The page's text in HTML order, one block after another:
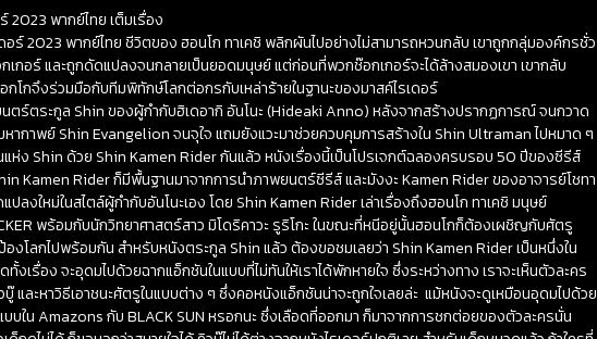
2023 พากย์ไทย เต็มเรื่อง
อร์ 2023 พากย์ไทย ชีวิตของ ฮอนโก ทาเคชิ พลิกผันไปอย่างไม่สามารถหวนกลับ เขาถูกกลุ่มองค์กรชั่ว
กอร์ และถูกดัดแปลงจนกลายเป็นยอดมนุษย์ แต่ก่อนที่พวกช๊อกเกอร์จะได้ล้างสมองเขา เขากลับ
โกจึงร่วมมือกับทีมพิทักษ์โลกต่อกรกับเหล่าร้ายในฐานะของมาสค์ไรเดอร์
ตร์ตระกูล Shin ของผู้กำกับฮิเดอากิ อันโนะ (Hideaki Anno) หลังจากสร้างปรากฏการณ์ จนกวาด
กาพย์ Shin Evangelion จนจุใจ แถมยังแวะมาช่วยควบคุมการสร้างใน Shin Ultraman ไปหมาด ๆ
Shin ด้วย Shin Kamen Rider กันแล้ว หนังเรื่องนี้เป็นโปรเจกต์ฉลองครบรอบ 50 ปีของซีรีส์
Kamen Rider ก็มีพื้นฐานมาจากการนำภาพยนตร์ซีรีส์ และมังงะ Kamen Rider ของอาจารย์โชทา
ลงใหม่ในสไตล์ผู้กำกับอันโนะเอง โดย Shin Kamen Rider เล่าเรื่องถึงฮอนโก ทาเคชิ มนุษย์
พร้อมกับนักวิทยาศาสตร์สาว มิโดริคาวะ รูริโกะ ในขณะที่หนีอยู่นั้นฮอนโกก็ต้องเผชิญกับศัตรู
งโลกไปพร้อมกัน สำหรับหนังตระกูล Shin แล้ว ต้องขอชมเลยว่า Shin Kamen Rider เป็นหนึ่งใน
งเรื่อง จะอุดมไปด้วยฉากแอ็กชันในแบบที่ไม่ทันให้เราได้พักหายใจ ซึ่งระหว่างทาง เราจะเห็นตัวละคร
และหาวิธีเอาชนะศัตรูในแบบต่าง ๆ ซึ่งคอหนังแอ็กชันน่าจะถูกใจเลยล่ะ แม้หนังจะดูเหมือนอุดมไปด้วย
บใน Amazons กับ BLACK SUN หรอกนะ ซึ่งเลือดที่ออกมา ก็มาจากการชกต่อยของตัวละครนั่น